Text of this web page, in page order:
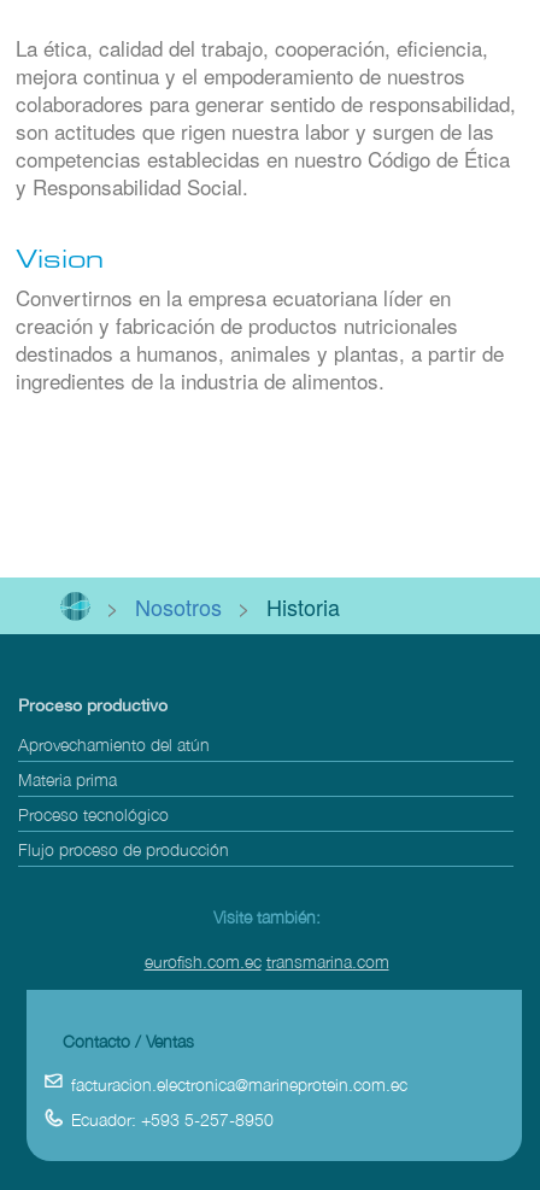
La ética, calidad del trabajo, cooperación, eficiencia,
mejora continua y el empoderamiento de nuestros
colaboradores para generar sentido de responsabilidad,
son actitudes que rigen nuestra labor y surgen de las
competencias establecidas en nuestro Código de Ética
y Responsabilidad Social.
Vision
Convertirnos en la empresa ecuatoriana líder en
creación y fabricación de productos nutricionales
destinados a humanos, animales y plantas, a partir de
ingredientes de la industria de alimentos.
> Nosotros > Historia
Proceso productivo
Aprovechamiento del atún
Materia prima
Proceso tecnológico
Flujo proceso de producción
Visite también:
eurofish.com.ec transmarina.com
Contacto / Ventas
facturacion.electronica@marineprotein.com.ec
Ecuador: +593 5-257-8950